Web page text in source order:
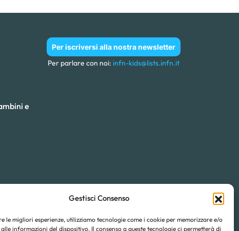
Gestisci Consenso
le migliori esperienze, utilizziamo tecnologie come i cookie per memorizzare e/o
informazioni del dispositivo. Il consenso a queste tecnologie ci permetterà di
e
Per iscriversi alla nostra newsletter
Per parlare con noi: infn-kids@lists.infn.it